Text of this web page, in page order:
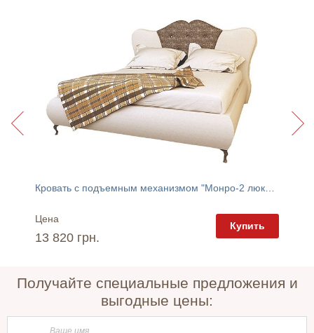
Цена
13 820 грн.
Купить
Получайте специальные предложения и
выгодные цены: